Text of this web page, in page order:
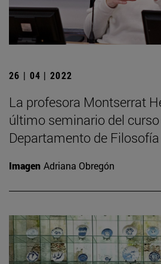
26 | 04 | 2022
La profesora Montserrat
último seminario del curso
Departamento de Filosofía
Imagen Adriana Obregón